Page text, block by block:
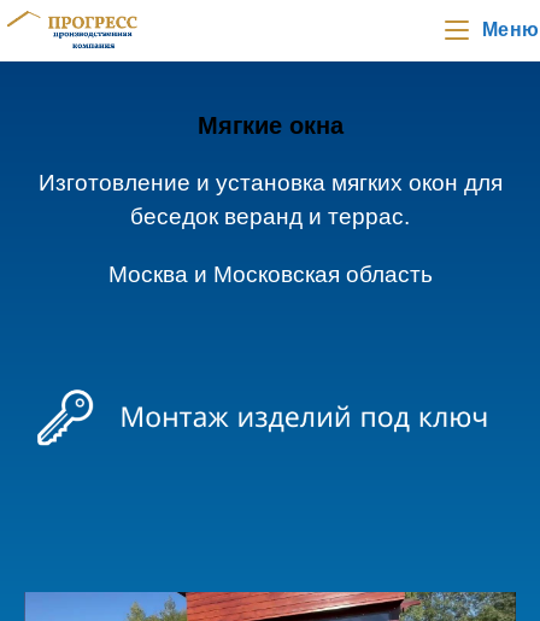
Меню
Мягкие окна
Изготовление и установка мягких окон для
беседок веранд и террас.
Москва и Московская область